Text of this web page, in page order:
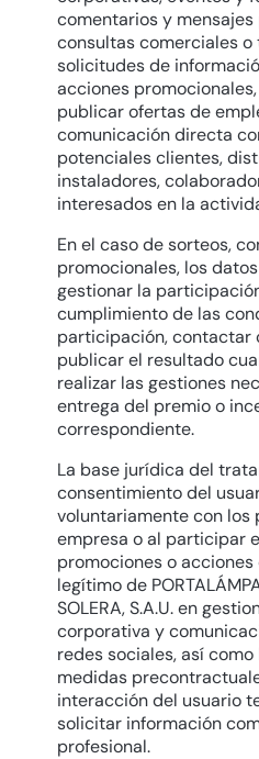
comentarios y
consultas comerciales
solicitudes de
acciones
publicar ofertas de
comunicación directa
potenciales clientes,
instaladores,
interesados en la
En el caso de sorteos,
promocionales, los
gestionar la
cumplimiento de las
participación, contactar
publicar el resultado
realizar las gestiones
entrega del premio o
correspondiente.
La base jurídica del
consentimiento del
voluntariamente con los
empresa o al participar
promociones o
legítimo de
SOLERA, S.A.U. en
corporativa y
redes sociales, así
medidas
interacción del usuario
solicitar información
profesional.